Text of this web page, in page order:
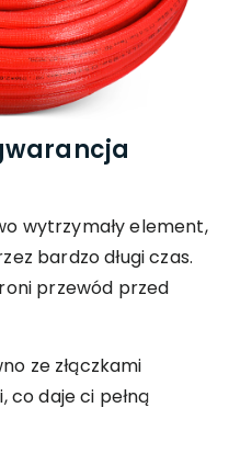
wytrzymały element,
bardzo długi czas.
przewód przed
ze złączkami
co daje ci pełną